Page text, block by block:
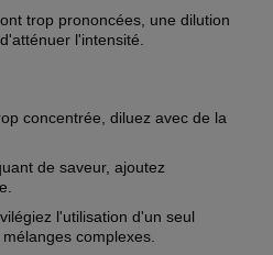
trop prononcées, une dilution
l'intensité.
concentrée, diluez avec de la
de saveur, ajoutez
l'utilisation d'un seul
complexes.